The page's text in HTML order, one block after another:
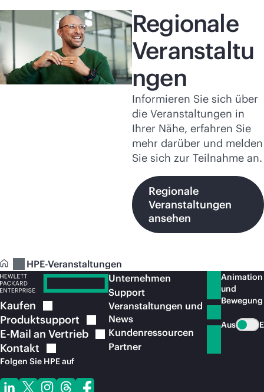
Regionale
Veranstaltu
ngen
Informieren Sie sich über
die Veranstaltungen in
Ihrer Nähe, erfahren Sie
mehr darüber und melden
Sie sich zur Teilnahme an.
Regionale
Veranstaltungen
ansehen
HPE-Veranstaltungen
Kaufen
Produktsupport
E-Mail an Vertrieb
Kontakt
Folgen Sie HPE auf
Unternehmen
Support
Veranstaltungen und
News
Kundenressourcen
Partner
Animation
und
Bewegung
Aus